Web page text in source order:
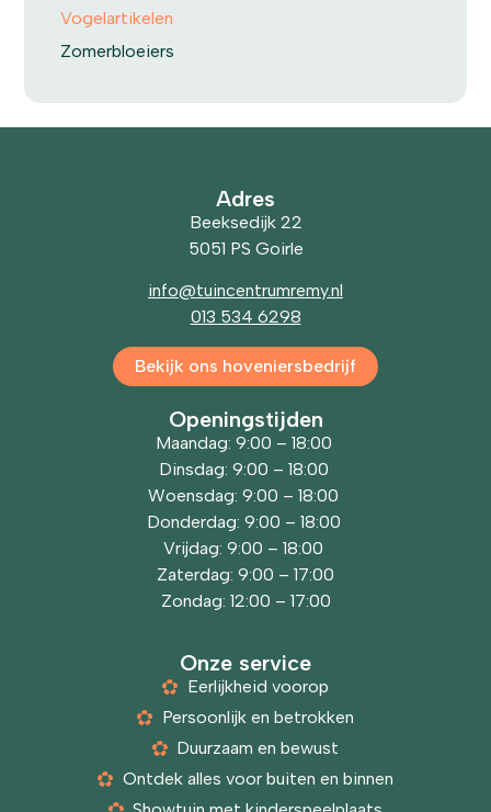
Vogelartikelen
Zomerbloeiers
Adres
Beeksedijk 22
5051 PS Goirle
info@tuincentrumremy.nl
013 534 6298
Bekijk ons hoveniersbedrijf
Openingstijden
Maandag: 9:00 – 18:00
Dinsdag: 9:00 – 18:00
Woensdag: 9:00 – 18:00
Donderdag: 9:00 – 18:00
Vrijdag: 9:00 – 18:00
Zaterdag: 9:00 – 17:00
Zondag: 12:00 – 17:00
Onze service
Eerlijkheid voorop
Persoonlijk en betrokken
Duurzaam en bewust
Ontdek alles voor buiten en binnen